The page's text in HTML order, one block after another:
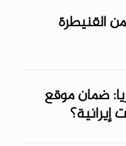
القنيطرة
ضمان موقع